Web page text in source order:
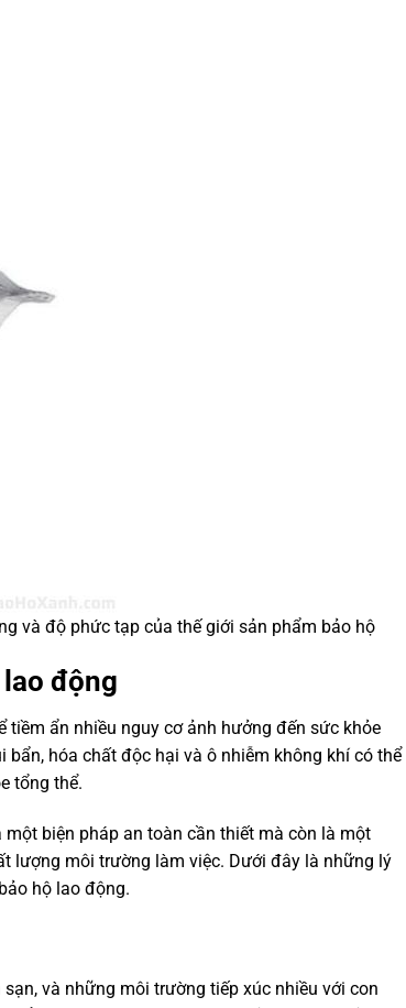
và độ phức tạp của thế giới sản phẩm bảo hộ
động
ẩn nhiều nguy cơ ảnh hưởng đến sức khỏe
hóa chất độc hại và ô nhiễm không khí có thể
tổng thể.
biện pháp an toàn cần thiết mà còn là một
lượng môi trường làm việc. Dưới đây là những lý
hộ lao động.
và những môi trường tiếp xúc nhiều với con